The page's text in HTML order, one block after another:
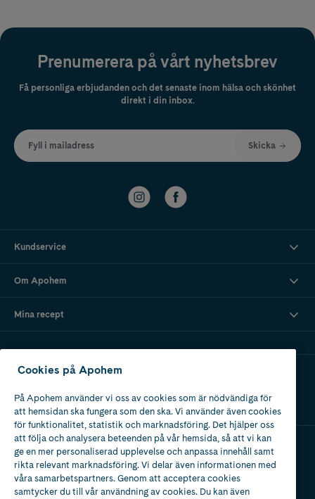
Prenumerera på vårt nyhetsbrev
Få personliga erbjudanden och det senaste inom hälsa och skönhet
direkt i din inbox.
Fyll i mailadress Skicka
Kundservice
Om Apohem
Mina recept
Ladda ner vår app
Apotek med tillstånd
av Läkemedelsverket
Cookies på Apohem
På Apohem använder vi oss av cookies som är nödvändiga för
att hemsidan ska fungera som den ska. Vi använder även cookies
för funktionalitet, statistik och marknadsföring. Det hjälper oss
att följa och analysera beteenden på vår hemsida, så att vi kan
ge en mer personaliserad upplevelse och anpassa innehåll samt
rikta relevant marknadsföring. Vi delar även informationen med
våra samarbetspartners. Genom att acceptera cookies
samtycker du till vår användning av cookies. Du kan även